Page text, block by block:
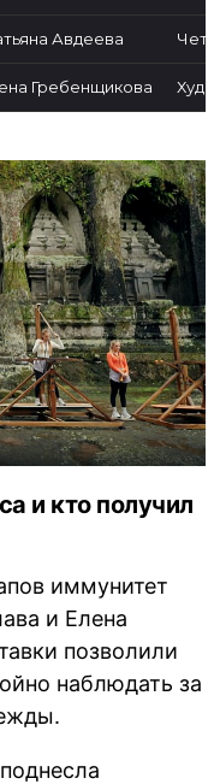
Авдеева
Гребенщикова
и кто получил
иммунитет
и Елена
позволили
наблюдать за